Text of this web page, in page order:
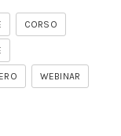
CORSO
WEBINAR